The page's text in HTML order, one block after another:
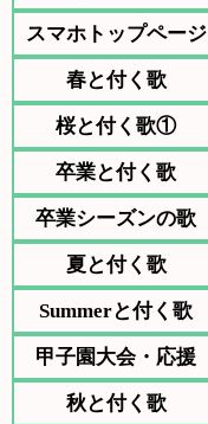
スマホトップページ
春と付く歌
桜と付く歌①
卒業と付く歌
卒業シーズンの歌
夏と付く歌
Summerと付く歌
甲子園大会・応援
秋と付く歌